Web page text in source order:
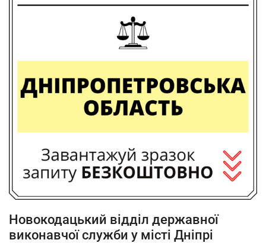
Новокодацький відділ державної
виконавчої служби у місті Дніпрі